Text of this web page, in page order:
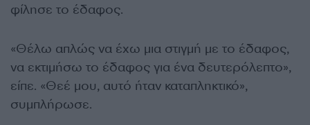
φίλησε το έδαφος.
«Θέλω απλώς να έχω μια στιγμή με το έδαφος,
να εκτιμήσω το έδαφος για ένα δευτερόλεπτο»,
είπε. «Θεέ μου, αυτό ήταν καταπληκτικό»,
συμπλήρωσε.